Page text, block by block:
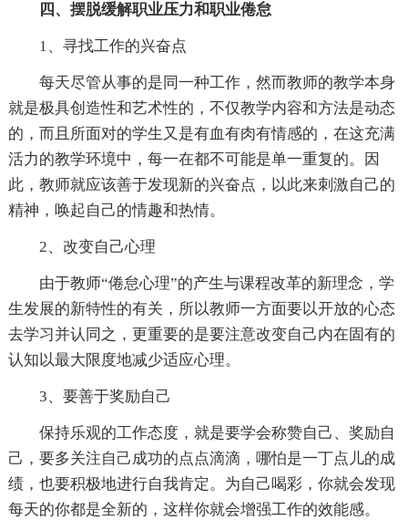
四、摆脱缓解职业压力和职业倦怠
1、寻找工作的兴奋点
每天尽管从事的是同一种工作，然而教师的教学本身
就是极具创造性和艺术性的，不仅教学内容和方法是动态
的，而且所面对的学生又是有血有肉有情感的，在这充满
活力的教学环境中，每一在都不可能是单一重复的。因
此，教师就应该善于发现新的兴奋点，以此来刺激自己的
精神，唤起自己的情趣和热情。
2、改变自己心理
由于教师“倦怠心理”的产生与课程改革的新理念，学
生发展的新特性的有关，所以教师一方面要以开放的心态
去学习并认同之，更重要的是要注意改变自己内在固有的
认知以最大限度地减少适应心理。
3、要善于奖励自己
保持乐观的工作态度，就是要学会称赞自己、奖励自
己，要多关注自己成功的点点滴滴，哪怕是一丁点儿的成
绩，也要积极地进行自我肯定。为自己喝彩，你就会发现
每天的你都是全新的，这样你就会增强工作的效能感。